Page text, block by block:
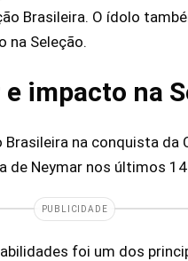
Brasileira. O ídolo
na Seleção.
impacto na
na conquista da
de Neymar nos últimos
PUBLICIDADE
foi um dos